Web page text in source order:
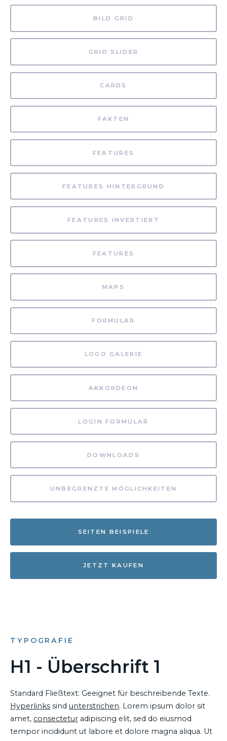
BILD GRID
GRID SLIDER
CARDS
FAKTEN
FEATURES
FEATURES HINTERGRUND
FEATURES INVERTIERT
FEATURES
MAPS
FORMULAR
LOGO GALERIE
AKKORDEON
LOGIN FORMULAR
DOWNLOADS
UNBEGRENZTE MÖGLICHKEITEN
SEITEN BEISPIELE
JETZT KAUFEN
TYPOGRAFIE
H1 - Überschrift 1
Standard Fließtext: Geeignet für beschreibende Texte.
Hyperlinks sind unterstrichen. Lorem ipsum dolor sit
amet, consectetur adipiscing elit, sed do eiusmod
tempor incididunt ut labore et dolore magna aliqua. Ut